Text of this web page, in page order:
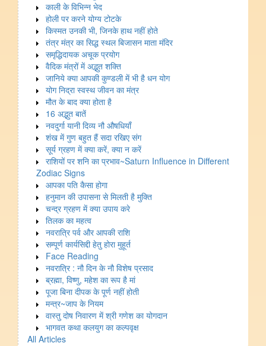
काली के विभिन्न भेद
होली पर करने योग्य टोटके
किस्मत उनकी भी, जिनके हाथ नहीं होते
तंत्र मंत्र का सिद्ध स्थल बिजासन माता मंदिर
समृद्धिदायक अचूक प्रयोग
वैदिक मंत्रों में अद्भुत शक्ति
जानिये क्या आपकी कुण्डली में भी है धन योग
योग निद्रा स्वस्थ जीवन का मंत्र
मौत के बाद क्या होता है
16 अद्भुत बातें
नवदुर्गा यानी दिव्य नौ औषधियाँ
शंख में गुण बहुत हैं सदा रखिए संग
सूर्य ग्रहण में क्या करें, क्या न करें
राशियों पर शनि का प्रभाव~Saturn Influence in Different
Zodiac Signs
आपका पति कैसा होगा
हनुमान की उपासना से मिलती है मुक्ति
चन्द्र ग्रहण में क्या उपाय करे
तिलक का महत्व
नवरात्रि पर्व और आपकी राशि
सम्पूर्ण कार्यसिद्दी हेतु होरा मुहूर्त
Face Reading
नवरात्रि : नौ दिन के नौ विशेष प्रसाद
ब्रह्मा, विष्णु, महेश का रूप है मां
पूजा बिना दीपक के पूर्ण नहीं होती
मन्त्र~जाप के नियम
वास्तु दोष निवारण में श्री गणेश का योगदान
भागवत कथा कलयुग का कल्पवृक्ष
All Articles